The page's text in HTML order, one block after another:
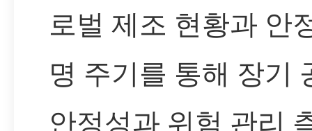
로벌 제조 현황과 안
명 주기를 통해 장기
안정성과 위험 관리